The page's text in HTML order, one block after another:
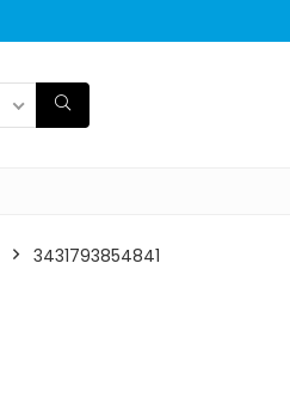
‎3431793854841